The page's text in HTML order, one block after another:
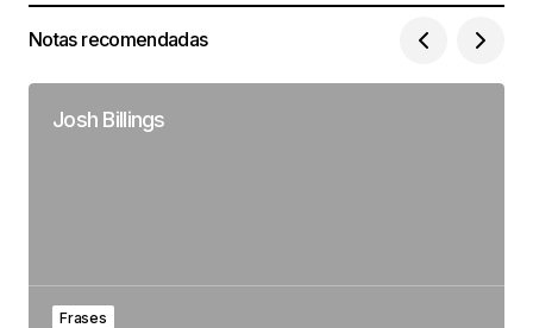
Notas recomendadas
Josh Billings
Frases